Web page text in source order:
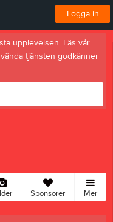
Logga in
upplevelsen. Läs vår
tjänsten godkänner
Sponsorer Mer